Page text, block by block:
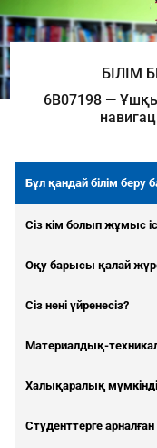
БІЛІМ
6B07198 —
Бұл қандай білім беру
Сіз кім болып жұмыс
Оқу барысы қалай
Сіз нені үйренесіз?
Материалдық-
Халықаралық
Студенттерге